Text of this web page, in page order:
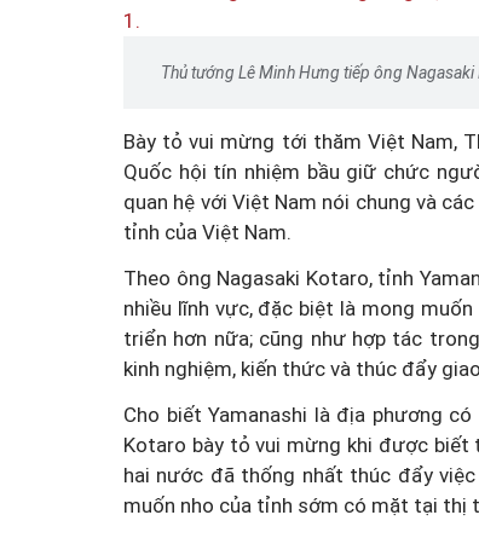
Thủ tướng Lê Minh Hưng tiếp ông
Bày tỏ vui mừng tới thăm Việt Nam,
Quốc hội tín nhiệm bầu giữ chức
quan hệ với Việt Nam nói chung và
tỉnh của Việt Nam.
Theo ông Nagasaki Kotaro, tỉnh
nhiều lĩnh vực, đặc biệt là mong
triển hơn nữa; cũng như hợp tác
kinh nghiệm, kiến thức và thúc đẩy
Cho biết Yamanashi là địa phương
Kotaro bày tỏ vui mừng khi được biết
hai nước đã thống nhất thúc đẩy
muốn nho của tỉnh sớm có mặt tại thị